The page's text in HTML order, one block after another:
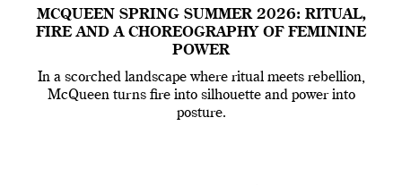
MCQUEEN SPRING SUMMER 2026: RITUAL,
FIRE AND A CHOREOGRAPHY OF FEMININE
POWER
In a scorched landscape where ritual meets rebellion,
McQueen turns fire into silhouette and power into
posture.